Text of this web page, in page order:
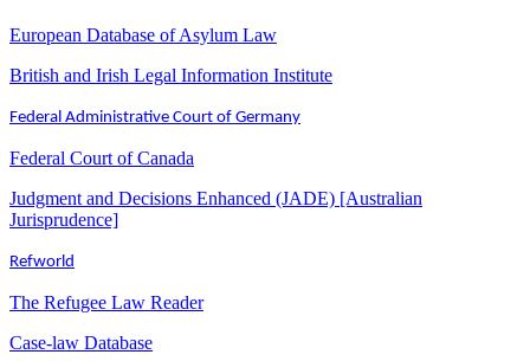
European Database of Asylum Law
British and Irish Legal Information Institute
Federal Administrative Court of Germany
Federal Court of Canada
Judgment and Decisions Enhanced (JADE) [Australian
Jurisprudence]
Refworld
The Refugee Law Reader
Case-law Database